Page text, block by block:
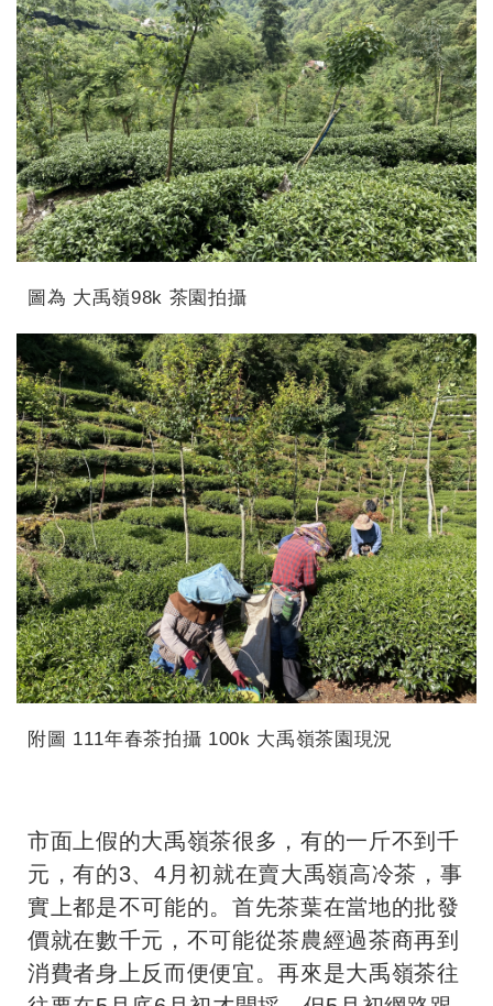
圖為 大禹嶺98k 茶園拍攝
附圖 111年春茶拍攝 100k 大禹嶺茶園現況
市面上假的大禹嶺茶很多，有的一斤不到千
元，有的3、4月初就在賣大禹嶺高冷茶，事
實上都是不可能的。首先茶葉在當地的批發
價就在數千元，不可能從茶農經過茶商再到
消費者身上反而便便宜。再來是大禹嶺茶往